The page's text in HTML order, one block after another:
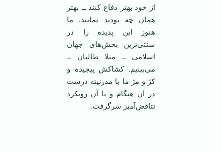
از خود بهتر دفاع کنند ــ بهتر
همان چه بودند بمانند. ما
هنوز این پدیده را در
سنتی‌ترین بخش‌های جهان
اسلامی ــ مثلا طالبان ــ
می‌بینیم. کشاکش پیچیده و
کژ و مژ ما با مدرنیته درست
در آن هنگام و با آن رویکرد
نتاقض‌آمیز سرگرفت.